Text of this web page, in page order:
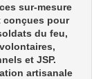
sur-mesure
conçues pour
du feu,
et JSP.
artisanale